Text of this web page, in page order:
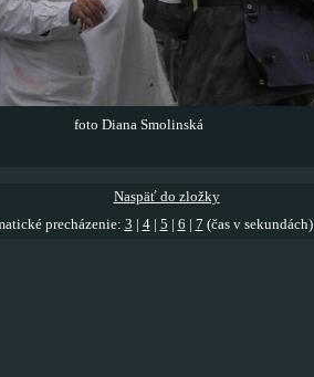
foto Diana Smolinská
Naspäť do zložky
precházenie: 3 4| 5 6 7 (čas v sekundách)